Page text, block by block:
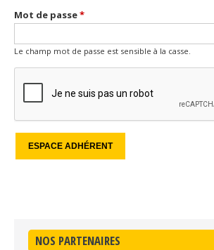
Mot de passe*
Le champ mot de passe est sensible à la casse.
NOS PARTENAIRES